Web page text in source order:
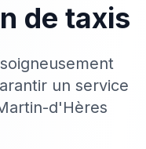
de taxis
un service
d'Hères